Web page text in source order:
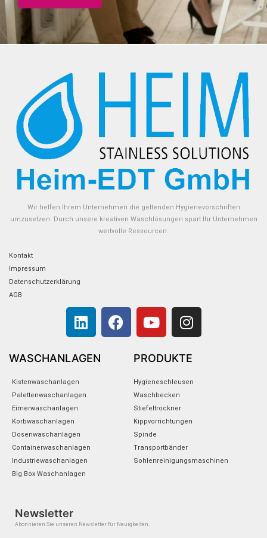
Wir helfen Ihrem Unternehmen die geltenden Hygienevorschriften
umzusetzen. Durch unsere kreativen Waschlösungen spart Ihr Unternehmen
wertvolle Ressourcen.
Kontakt
Impressum
Datenschutzerklärung
AGB
L
i
k
F
a
Y
o
t
b
e
I
n
t
g
a
WASCHANLAGEN
Kistenwaschanlagen
Palettenwaschanlagen
Eimerwaschanlagen
Korbwaschanlagen
Dosenwaschanlagen
Containerwaschanlagen
Industriewaschanlagen
Big Box Waschanlagen
PRODUKTE
Hygieneschleusen
Waschbecken
Stiefeltrockner
Kippvorrichtungen
Spinde
Transportbänder
Sohlenreinigungsmaschinen
Newsletter
Abonnieren Sie unseren Newsletter für Neuigkeiten.